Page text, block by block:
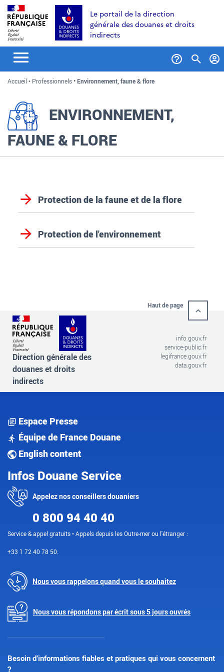
Aller
au
contenu
Aller
recherche
Aller
au
menu
Le portail de la direction
générale des douanes et droits
indirects
Accueil Professionnels Environnement, faune & flore
ENVIRONNEMENT,
FAUNE & FLORE
Protection de la faune et de la flore
Protection de l'environnement
Haut de page
Direction générale des
douanes et droits
indirects
info.gouv.fr
service-public.fr
legifrance.gouv.fr
data.gouv.fr
Espace Presse
Équipe de France Douane
English content
Infos Douane Service
Appelez nos conseillers douaniers
0 800 94 40 40
Service & appel gratuits • Appels depuis les Outre-mer ou l'étranger :
+33 1 72 40 78 50.
Nous vous rappelons quand vous le souhaitez
Nous vous répondons par écrit sous 5 jours ouvrés
Besoin d’informations fiables et pratiques qui vous concernent
?